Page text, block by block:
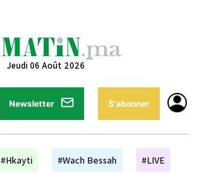
Jeudi 06 Août 2026
Newsletter S'abonner
#Hkayti #Wach Bessah #LIVE